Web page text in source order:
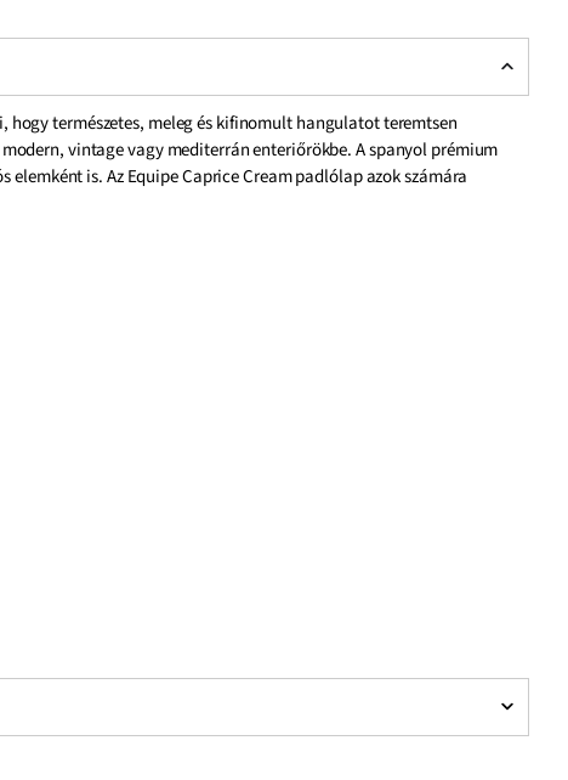
természetes, meleg és kifinomult hangulatot teremtsen
vintage vagy mediterrán enteriőrökbe. A spanyol prémium
is. Az Equipe Caprice Cream padlólap azok számára